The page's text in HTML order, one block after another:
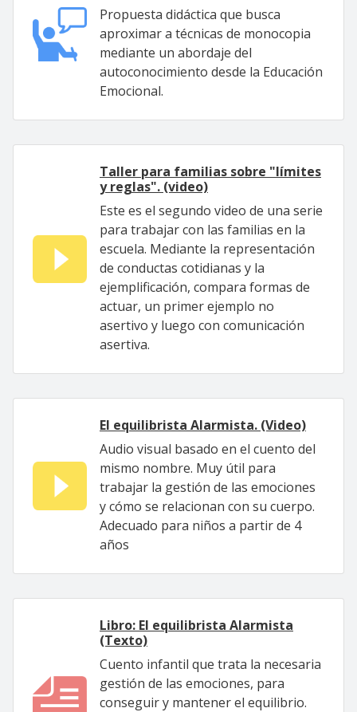
Propuesta didáctica que busca
aproximar a técnicas de monocopia
mediante un abordaje del
autoconocimiento desde la Educación
Emocional.
Taller para familias sobre "límites
y reglas". (video)
Este es el segundo video de una serie
para trabajar con las familias en la
escuela. Mediante la representación
de conductas cotidianas y la
ejemplificación, compara formas de
actuar, un primer ejemplo no
asertivo y luego con comunicación
asertiva.
El equilibrista Alarmista. (Video)
Audio visual basado en el cuento del
mismo nombre. Muy útil para
trabajar la gestión de las emociones
y cómo se relacionan con su cuerpo.
Adecuado para niños a partir de 4
años
Libro: El equilibrista Alarmista
(Texto)
Cuento infantil que trata la necesaria
gestión de las emociones, para
conseguir y mantener el equilibrio.